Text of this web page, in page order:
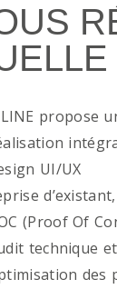
LINE propose
UI/UX
(Proof Of
technique
des